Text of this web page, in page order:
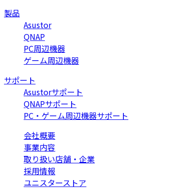
製品
Asustor
QNAP
PC周辺機器
ゲーム周辺機器
サポート
Asustorサポート
QNAPサポート
PC・ゲーム周辺機器サポート
会社概要
事業内容
取り扱い店舗・企業
採用情報
ユニスターストア